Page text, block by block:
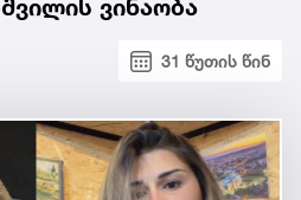
ვინაობა
31 წუთის წინ